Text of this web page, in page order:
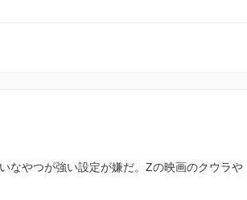
なやつが強い設定が嫌だ。Zの映画のクウラや